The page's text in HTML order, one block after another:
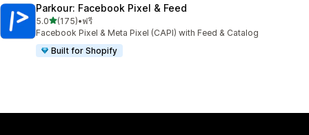
Parkour: Facebook Pixel & Feed
5.0เต็ม 5 ดาว
(175)
ทั้งหมด 175 รีวิว
•ฟรี
Facebook Pixel & Meta Pixel (CAPI) with Feed & Catalog
Built for Shopify